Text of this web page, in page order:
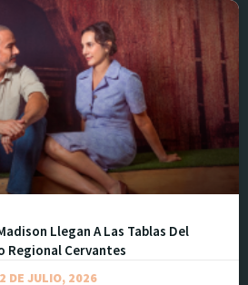
Llegan A Las Tablas Del
Regional Cervantes
DE JULIO, 2026